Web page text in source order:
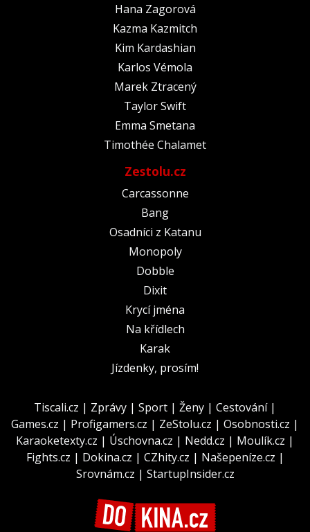
Hana Zagorová
Kazma Kazmitch
Kim Kardashian
Karlos Vémola
Marek Ztracený
Taylor Swift
Emma Smetana
Timothée Chalamet
Zestolu.cz
Carcassonne
Bang
Osadníci z Katanu
Monopoly
Dobble
Dixit
Krycí jména
Na křídlech
Karak
Jízdenky, prosím!
Tiscali.cz | Zprávy | Sport | Ženy | Cestování|
Games.cz | Profigamers.cz | ZeStolu.cz | Osobnosti.cz |
Karaoketexty.cz | Úschovna.cz | Nedd.cz | Moulík.cz |
Fights.cz | Dokina.cz | CZhity.cz | Našepeníze.cz |
Srovnám.cz | StartupInsider.cz